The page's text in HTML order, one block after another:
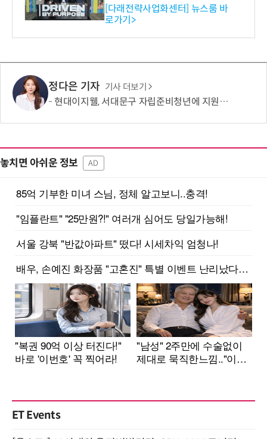
와의 비즈니스 미팅 지원…K
-바이오 해외 진출 교두보 확
보
[다래전략사업화센터] 뉴스룸 바
로가기>
정다은 기자 기사 더보기
현대이지웰, 서대문구 자립준비청년에 지원금 2000만원 전달
놓치면 아쉬운 정보 AD
ET Events